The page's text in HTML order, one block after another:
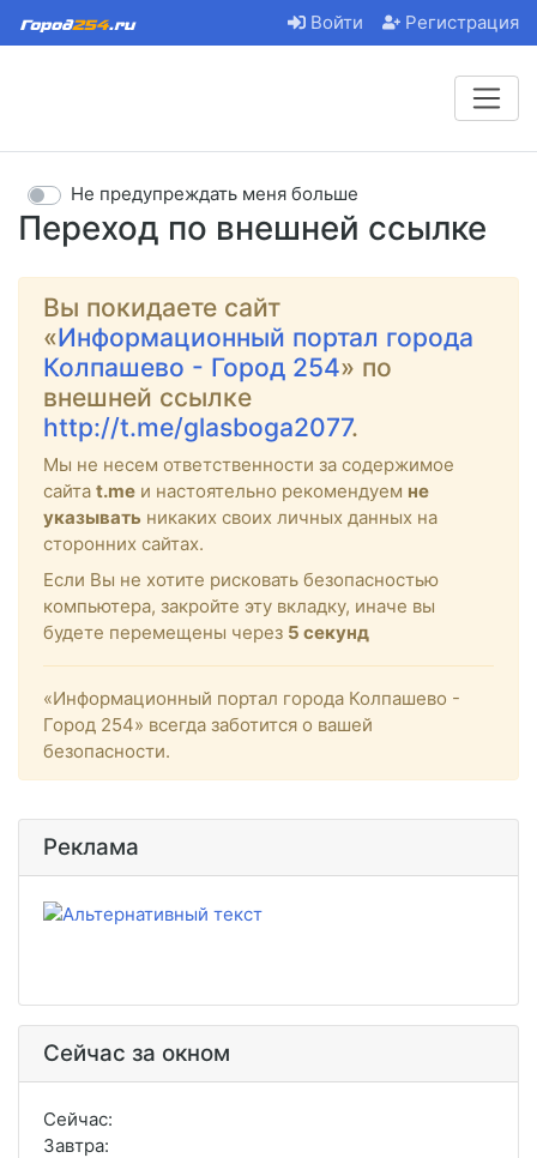
Войти Регистрация
Переход по внешней ссылке
Не предупреждать меня больше
Вы покидаете сайт
«Информационный портал города
Колпашево - Город 254» по
внешней ссылке
http://t.me/glasboga2077.
Мы не несем ответственности за содержимое
сайта t.me и настоятельно рекомендуем не
указывать никаких своих личных данных на
сторонних сайтах.
Если Вы не хотите рисковать безопасностью
компьютера, закройте эту вкладку, иначе вы
будете перемещены через 5 секунд
«Информационный портал города Колпашево -
Город 254» всегда заботится о вашей
безопасности.
Реклама
Сейчас за окном
Сейчас:
Завтра: